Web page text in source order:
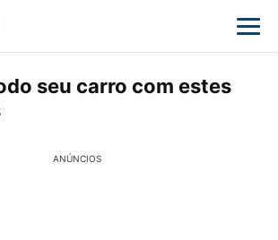
seu carro com estes
ANÚNCIOS